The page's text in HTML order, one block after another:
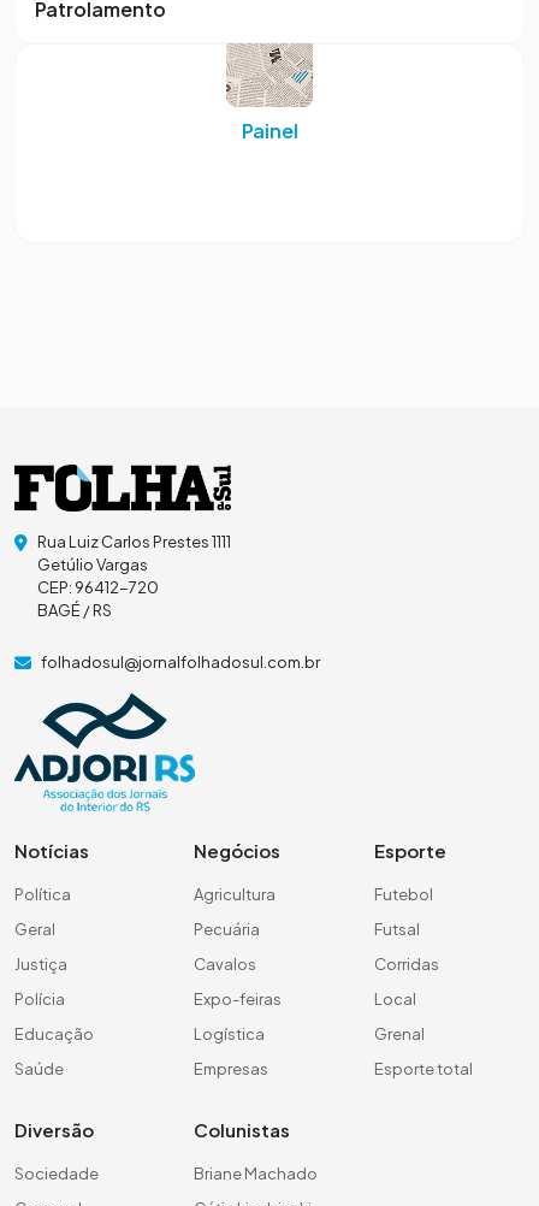
Patrolamento
Painel
Rua Luiz Carlos Prestes 1111
Getúlio Vargas
CEP: 96412-720
BAGÉ / RS
folhadosul@jornalfolhadosul.com.br
Notícias
Política
Geral
Justiça
Polícia
Educação
Saúde
Negócios
Agricultura
Pecuária
Cavalos
Expo-feiras
Logística
Empresas
Esporte
Futebol
Futsal
Corridas
Local
Grenal
Esporte total
Diversão
Sociedade
Colunistas
Briane Machado